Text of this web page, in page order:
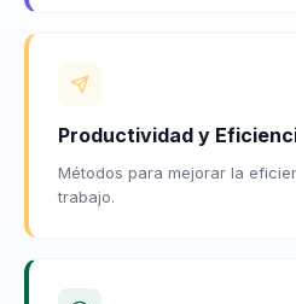
Productividad y
Métodos para mejorar la
trabajo.